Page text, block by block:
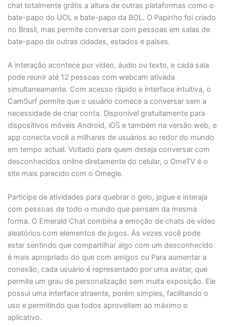
chat totalmente grátis a altura de outras plataformas como o
bate-papo do UOL e bate-papo da BOL. O Papinho foi criado
no Brasil, mas permite conversar com pessoas em salas de
bate-papo de outras cidades, estados e países.
A interação acontece por vídeo, áudio ou texto, e cada sala
pode reunir até 12 pessoas com webcam ativada
simultaneamente. Com acesso rápido e interface intuitiva, o
CamSurf permite que o usuário comece a conversar sem a
necessidade de criar conta. Disponível gratuitamente para
dispositivos móveis Android, iOS e também na versão web, o
app conecta você a milhares de usuários ao redor do mundo
em tempo actual. Voltado para quem deseja conversar com
desconhecidos online diretamente do celular, o OmeTV é o
site mais parecido com o Omegle.
Participe de atividades para quebrar o gelo, jogue e interaja
com pessoas de todo o mundo que pensam da mesma
forma. O Emerald Chat combina a emoção de chats de vídeo
aleatórios com elementos de jogos. Às vezes você pode
estar sentindo que compartilhar algo com um desconhecido
é mais apropriado do que com amigos ou Para aumentar a
conexão, cada usuário é representado por uma avatar, que
permite um grau de personalização sem muita exposição. Ele
possui uma interface atraente, porém simples, facilitando o
uso e permitindo que todos aproveitem ao máximo o
aplicativo.